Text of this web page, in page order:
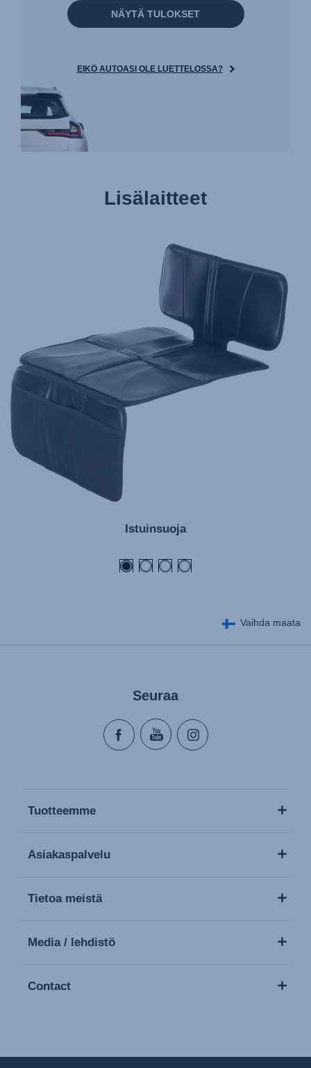
NÄYTÄ TULOKSET
EIKÖ AUTOASI OLE LUETTELOSSA?
Lisälaitteet
Istuinsuoja
Vaihda maata
Seuraa
Tuotteemme
Asiakaspalvelu
Tietoa meistä
Media / lehdistö
Contact